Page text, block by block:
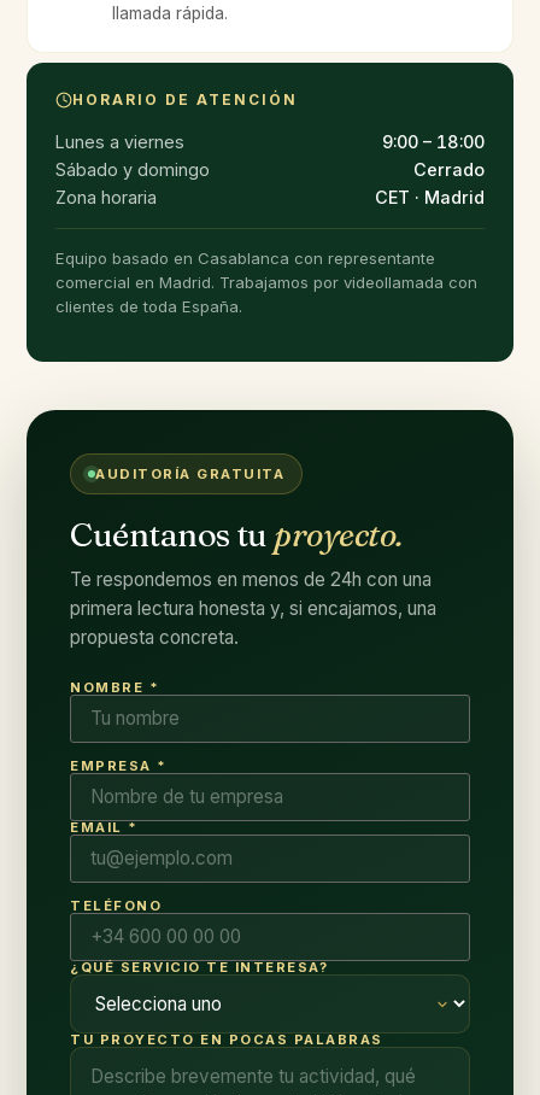
llamada rápida.
HORARIO DE ATENCIÓN
Lunes a viernes
9:00 – 18:00
Sábado y domingo
Cerrado
Zona horaria
CET · Madrid
Equipo basado en Casablanca con representante
comercial en Madrid. Trabajamos por videollamada con
clientes de toda España.
AUDITORÍA GRATUITA
Cuéntanos tu proyecto.
Te respondemos en menos de 24h con una
primera lectura honesta y, si encajamos, una
propuesta concreta.
NOMBRE *
EMPRESA *
EMAIL *
TELÉFONO
¿QUÉ SERVICIO TE INTERESA?
TU PROYECTO EN POCAS PALABRAS